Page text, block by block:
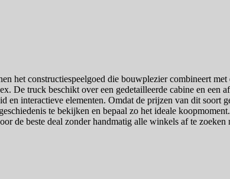
het constructiespeelgoed die bouwplezier combineert
De truck beschikt over een gedetailleerde cabine en
en interactieve elementen. Omdat de prijzen van dit
te bekijken en bepaal zo het ideale
de beste deal zonder handmatig alle winkels af te zoeken